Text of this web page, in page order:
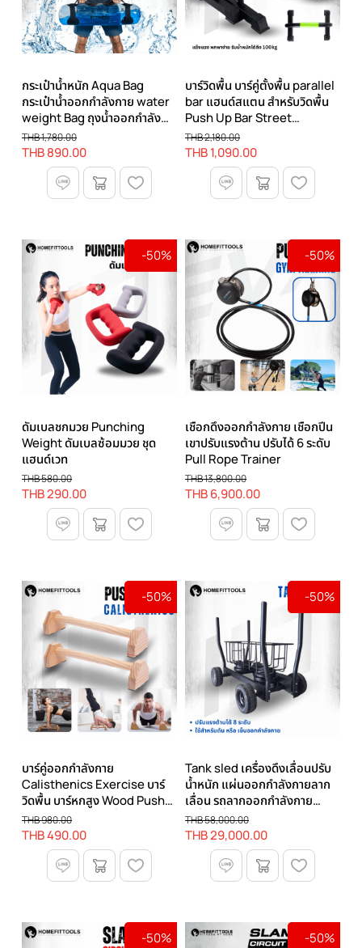
กระเป๋าน้ำหนัก Aqua Bag
กระเป๋าน้ำออกกำลังกาย water
weight Bag ถุงน้ำออกกำลัง
กาย
THB 890.00
THB 1,780.00
บาร์วิดพื้น บาร์คู่ตั้งพื้น parallel
bar แฮนด์สแตน สำหรับวิดพื้น
Push Up Bar Street
Workout
THB 1,090.00
THB 2,180.00
-50%
ดัมเบลชกมวย Punching
Weight ดัมเบลซ้อมมวย ชุด
แฮนด์เวท
THB 290.00
THB 580.00
-50%
เชือกดึงออกกำลังกาย เชือกปีน
เขาปรับแรงต้าน ปรับได้ 6 ระดับ
Pull Rope Trainer
THB 6,900.00
THB 13,800.00
-50%
บาร์คู่ออกกำลังกาย
Calisthenics Exercise บาร์
วิดพื้น บาร์หกสูง Wood Push
Up Bar บาร์ไม้คู่วิดพื้น
THB 490.00
THB 980.00
-50%
Tank sled เครื่องดึงเลื่อนปรับ
น้ำหนัก แผ่นออกกำลังกายลาก
เลื่อน รถลากออกกำลังกาย
เครื่องเลื่อนถัง
THB 29,000.00
THB 58,000.00
-50% -50%